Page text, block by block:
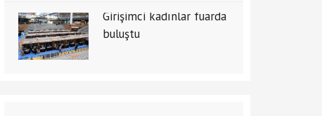
Girişimci kadınlar fuarda
buluştu